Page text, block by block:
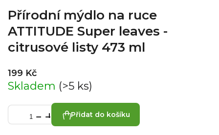
Přírodní mýdlo na ruce
ATTITUDE Super leaves -
citrusové listy 473 ml
199 Kč
Skladem (>5 ks)
Přidat do košíku